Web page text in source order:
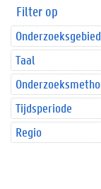
Filter op
Onderzoeksgebied
Taal
Tijdsperiode
Regio